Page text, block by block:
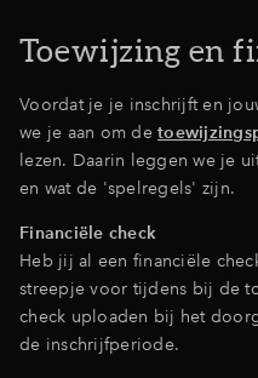
Toewijzing en
Voordat je je inschrijft en
we je aan om de
lezen. Daarin leggen we je
en wat de 'spelregels' zijn.
Financiële check
Heb jij al een financiële
streepje voor tijdens bij de
check uploaden bij het
de inschrijfperiode.